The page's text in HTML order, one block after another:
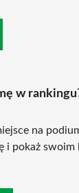
w
na
i pokaż swoim